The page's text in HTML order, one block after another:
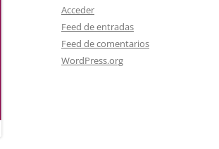
Acceder
Feed de entradas
Feed de comentarios
WordPress.org